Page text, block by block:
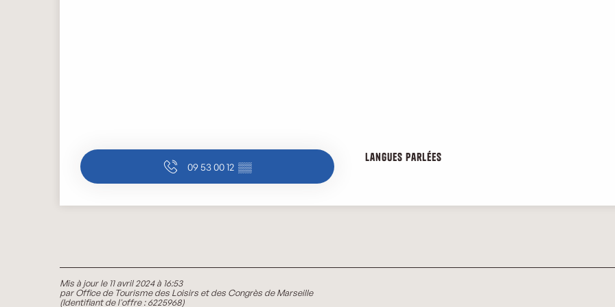
09 53 00 12 ▒▒
Langues parlées
Langues parlées
Mis à jour le 11 avril 2024 à 16:53
par Office de Tourisme des Loisirs et des Congrès de Marseille
(Identifiant de l'offre :6225968)